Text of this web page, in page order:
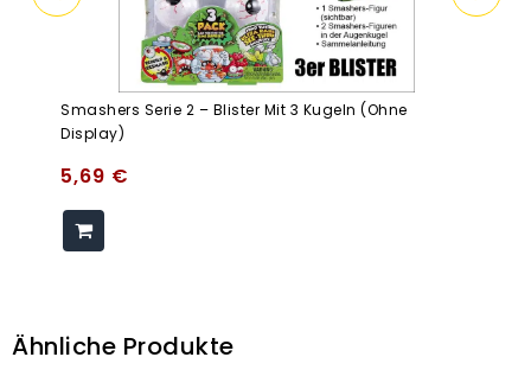
Smashers Serie 2 – Blister Mit 3 Kugeln (Ohne
Display)
5,69 €
Ähnliche Produkte